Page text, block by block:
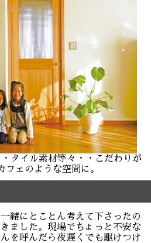
タイル素材等々・・こだわりが
フェのような空間に。
緒にとことん考えて下さったの
ました。現場でちょっと不安な
を呼んだら夜遅くでも駆けつけ